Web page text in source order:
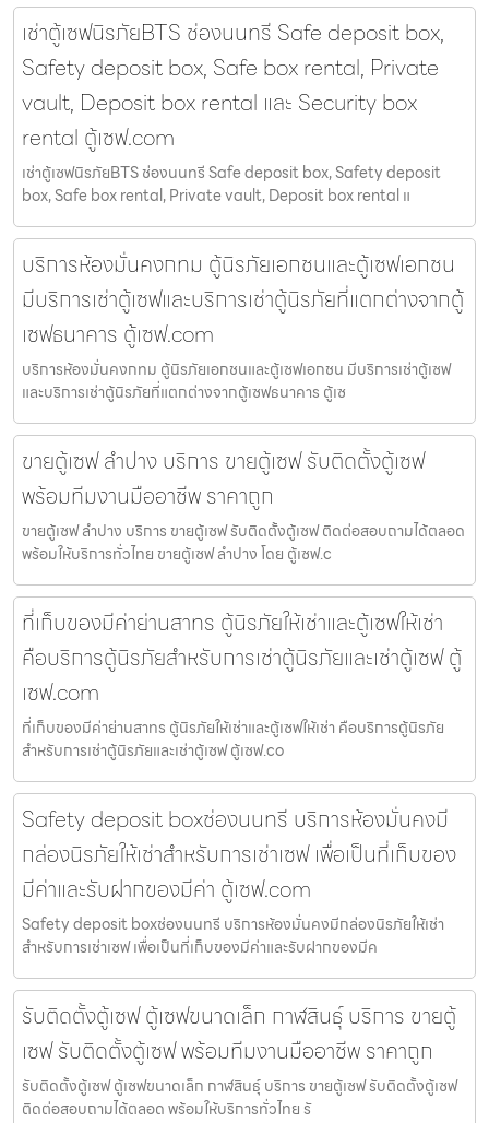
เช่าตู้เซฟนิรภัยBTS ช่องนนทรี Safe deposit box,
Safety deposit box, Safe box rental, Private
vault, Deposit box rental และ Security box
rental ตู้เซฟ.com
เช่าตู้เซฟนิรภัยBTS ช่องนนทรี Safe deposit box, Safety deposit
box, Safe box rental, Private vault, Deposit box rental แ
บริการห้องมั่นคงกทม ตู้นิรภัยเอกชนและตู้เซฟเอกชน
มีบริการเช่าตู้เซฟและบริการเช่าตู้นิรภัยที่แตกต่างจากตู้
เซฟธนาคาร ตู้เซฟ.com
บริการห้องมั่นคงกทม ตู้นิรภัยเอกชนและตู้เซฟเอกชน มีบริการเช่าตู้เซฟ
และบริการเช่าตู้นิรภัยที่แตกต่างจากตู้เซฟธนาคาร ตู้เซ
ขายตู้เซฟ ลำปาง บริการ ขายตู้เซฟ รับติดตั้งตู้เซฟ
พร้อมทีมงานมืออาชีพ ราคาถูก
ขายตู้เซฟ ลำปาง บริการ ขายตู้เซฟ รับติดตั้งตู้เซฟ ติดต่อสอบถามได้ตลอด
พร้อมให้บริการทั่วไทย ขายตู้เซฟ ลำปาง โดย ตู้เซฟ.c
ที่เก็บของมีค่าย่านสาทร ตู้นิรภัยให้เช่าและตู้เซฟให้เช่า
คือบริการตู้นิรภัยสำหรับการเช่าตู้นิรภัยและเช่าตู้เซฟ ตู้
เซฟ.com
ที่เก็บของมีค่าย่านสาทร ตู้นิรภัยให้เช่าและตู้เซฟให้เช่า คือบริการตู้นิรภัย
สำหรับการเช่าตู้นิรภัยและเช่าตู้เซฟ ตู้เซฟ.co
Safety deposit boxช่องนนทรี บริการห้องมั่นคงมี
กล่องนิรภัยให้เช่าสำหรับการเช่าเซฟ เพื่อเป็นที่เก็บของ
มีค่าและรับฝากของมีค่า ตู้เซฟ.com
Safety deposit boxช่องนนทรี บริการห้องมั่นคงมีกล่องนิรภัยให้เช่า
สำหรับการเช่าเซฟ เพื่อเป็นที่เก็บของมีค่าและรับฝากของมีค
รับติดตั้งตู้เซฟ ตู้เซฟขนาดเล็ก กาฬสินธุ์ บริการ ขายตู้
เซฟ รับติดตั้งตู้เซฟ พร้อมทีมงานมืออาชีพ ราคาถูก
รับติดตั้งตู้เซฟ ตู้เซฟขนาดเล็ก กาฬสินธุ์ บริการ ขายตู้เซฟ รับติดตั้งตู้เซฟ
ติดต่อสอบถามได้ตลอด พร้อมให้บริการทั่วไทย รั